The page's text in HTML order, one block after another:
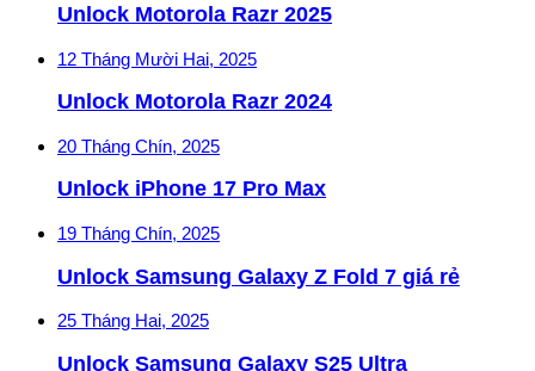
Unlock Motorola Razr 2025
12 Tháng Mười Hai, 2025
Unlock Motorola Razr 2024
20 Tháng Chín, 2025
Unlock iPhone 17 Pro Max
19 Tháng Chín, 2025
Unlock Samsung Galaxy Z Fold 7 giá rẻ
25 Tháng Hai, 2025
Unlock Samsung Galaxy S25 Ultra